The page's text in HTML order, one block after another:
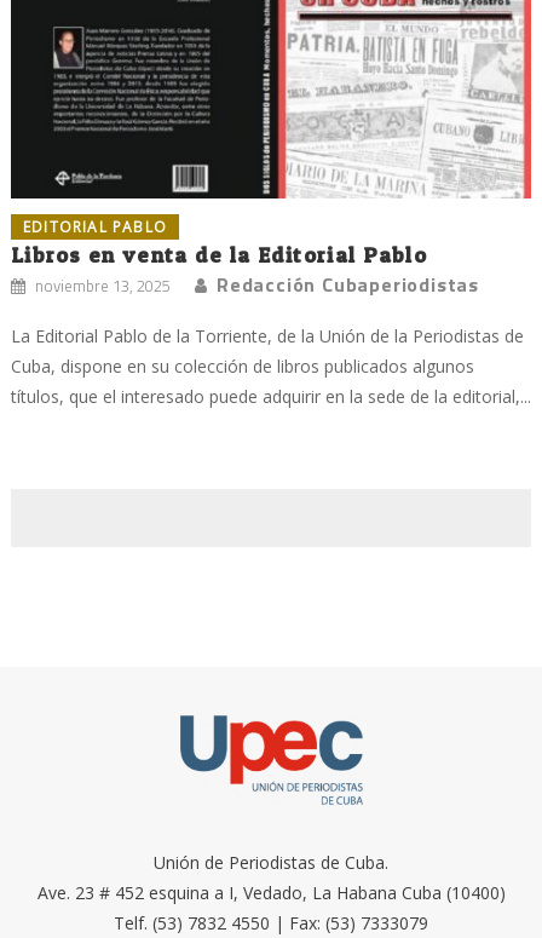
EDITORIAL PABLO
Libros en venta de la Editorial Pablo
noviembre 13, 2025 Redacción Cubaperiodistas
La Editorial Pablo de la Torriente, de la Unión de la Periodistas de
Cuba, dispone en su colección de libros publicados algunos
títulos, que el interesado puede adquirir en la sede de la editorial,...
Unión de Periodistas de Cuba.
Ave. 23 # 452 esquina a I, Vedado, La Habana Cuba (10400)
Telf. (53) 7832 4550 | Fax: (53) 7333079